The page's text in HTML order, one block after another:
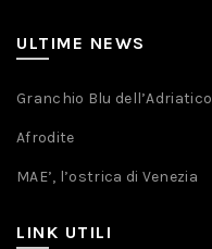
ULTIME NEWS
Granchio Blu dell’Adriatico
Afrodite
MAE’, l’ostrica di Venezia
LINK UTILI